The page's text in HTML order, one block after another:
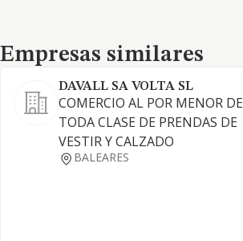
Empresas similares
Empresas similares
DAVALL SA VOLTA SL
COMERCIO AL POR MENOR DE
TODA CLASE DE PRENDAS DE
VESTIR Y CALZADO
BALEARES